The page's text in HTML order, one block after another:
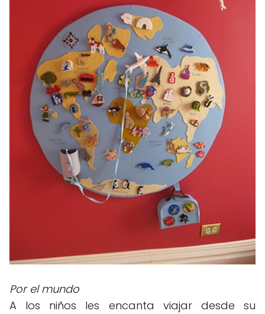
Por el mundo
A los niños les encanta viajar desde su